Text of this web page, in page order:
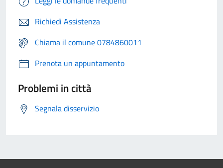
Richiedi Assistenza
Chiama il comune 0784860011
Prenota un appuntamento
Problemi in città
Segnala disservizio